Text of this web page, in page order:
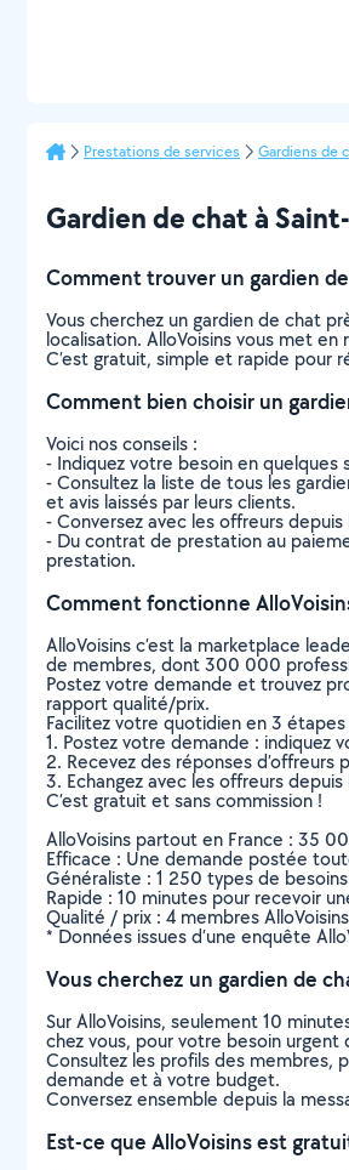
Prestations de services Gardiens de
Gardien de chat à
Comment trouver un gardien
Vous cherchez un gardien de chat
localisation. AlloVoisins vous met
C’est gratuit, simple et rapide pour
Comment bien choisir un
Voici nos conseils :
- Indiquez votre besoin en quelques
- Consultez la liste de tous les
et avis laissés par leurs clients.
- Conversez avec les offreurs
- Du contrat de prestation au
prestation.
Comment fonctionne
AlloVoisins c’est la marketplace
de membres, dont 300 000
Postez votre demande et trouvez
rapport qualité/prix.
Facilitez votre quotidien en 3 étapes
1. Postez votre demande : indiquez
2. Recevez des réponses
3. Echangez avec les offreurs
C’est gratuit et sans commission !
AlloVoisins partout en France : 35
Efficace : Une demande postée
Généraliste : 1 250 types de
Rapide : 10 minutes pour recevoir
Qualité / prix : 4 membres
* Données issues d’une enquête
Vous cherchez un gardien de
Sur AlloVoisins, seulement 10
chez vous, pour votre besoin urgent
Consultez les profils des membres,
demande et à votre budget.
Conversez ensemble depuis la
Est-ce que AlloVoisins est